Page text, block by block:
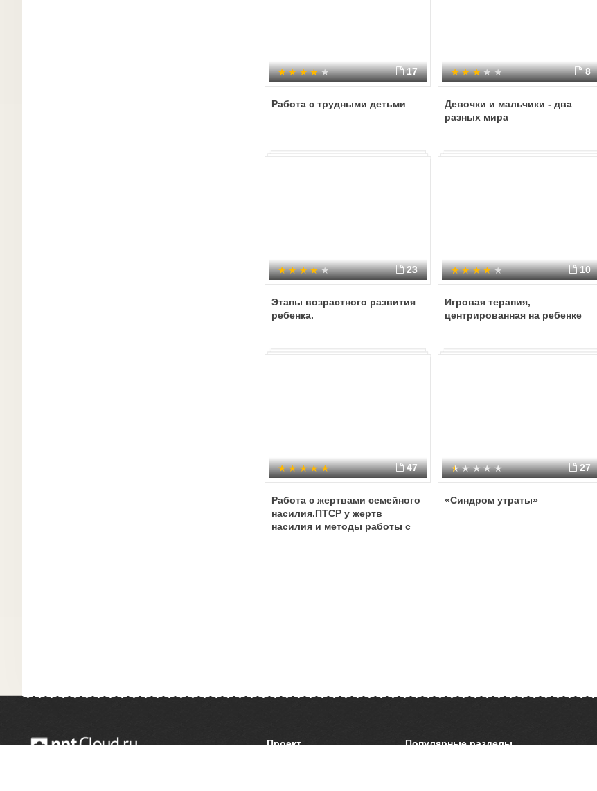
17
Работа с трудными детьми
8
Девочки и мальчики - два
разных мира
23
Этапы возрастного развития
ребенка.
10
Игровая терапия,
центрированная на ребенке
47
Работа с жертвами семейного
насилия.ПТСР у жертв
насилия и методы работы с
27
«Синдром утраты»
Проект
Популярные разделы